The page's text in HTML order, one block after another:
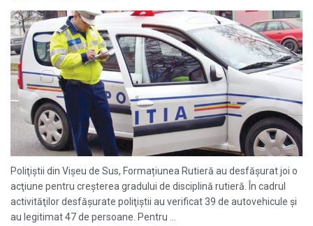
Poliţiştii din Vișeu de Sus, Formațiunea Rutieră au desfăşurat joi o
acţiune pentru creșterea gradului de disciplină rutieră. În cadrul
activităţilor desfăşurate poliţiştii au verificat 39 de autovehicule şi
au legitimat 47 de persoane. Pentru ...